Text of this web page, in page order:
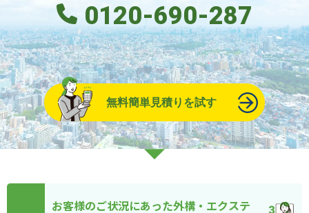
0120-690-287
無料簡単見積りを試す
お客様のご状況にあった外構・エクステ